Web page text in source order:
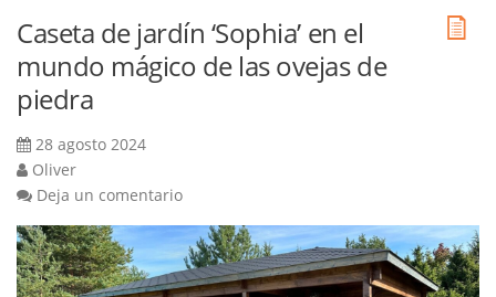
Caseta de jardín ‘Sophia’ en el
mundo mágico de las ovejas de
piedra
28 agosto 2024
Oliver
Deja un comentario